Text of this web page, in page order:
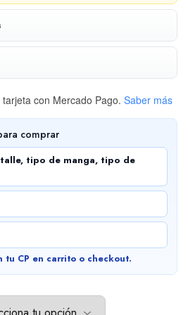
con Mercado Pago. Saber más
comprar
tipo de manga, tipo de
tu CP en carrito o checkout.